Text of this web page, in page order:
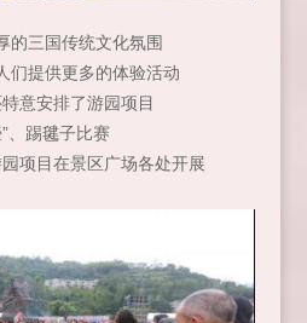
的三国传统文化氛围
们提供更多的体验活动
意安排了游园项目
”、踢毽子比赛
项目在景区广场各处开展